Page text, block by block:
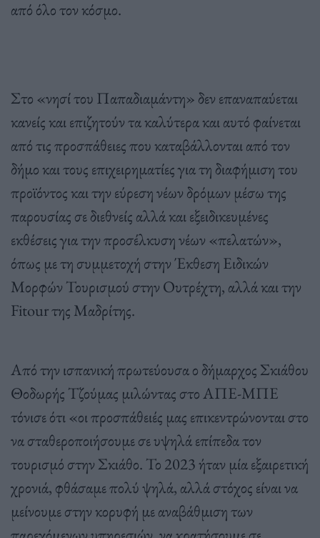
από όλο τον κόσμο.
Στο «νησί του Παπαδιαμάντη» δεν επαναπαύεται
κανείς και επιζητούν τα καλύτερα και αυτό φαίνεται
από τις προσπάθειες που καταβάλλονται από τον
δήμο και τους επιχειρηματίες για τη διαφήμιση του
προϊόντος και την εύρεση νέων δρόμων μέσω της
παρουσίας σε διεθνείς αλλά και εξειδικευμένες
εκθέσεις για την προσέλκυση νέων «πελατών»,
όπως με τη συμμετοχή στην Έκθεση Ειδικών
Μορφών Τουρισμού στην Ουτρέχτη, αλλά και την
Fitour της Μαδρίτης.
Από την ισπανική πρωτεύουσα ο δήμαρχος Σκιάθου
Θοδωρής Τζούμας μιλώντας στο ΑΠΕ-ΜΠΕ
τόνισε ότι «οι προσπάθειές μας επικεντρώνονται στο
να σταθεροποιήσουμε σε υψηλά επίπεδα τον
τουρισμό στην Σκιάθο. Το 2023 ήταν μία εξαιρετική
χρονιά, φθάσαμε πολύ ψηλά, αλλά στόχος είναι να
μείνουμε στην κορυφή με αναβάθμιση των